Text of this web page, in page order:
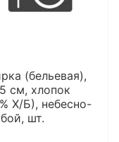
(бельевая),
см, хлопок
Х/Б), небесно-
шт.